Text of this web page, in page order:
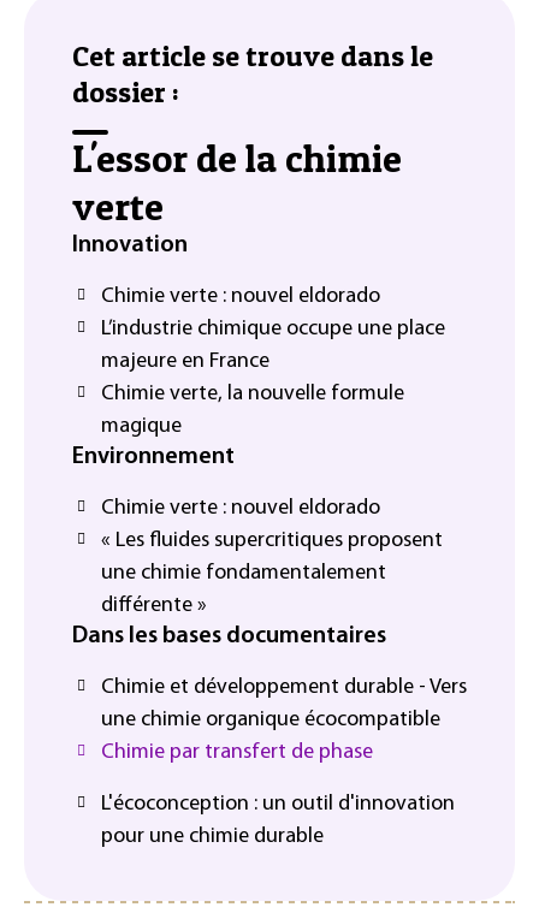
Cet article se trouve dans le
dossier :
L'essor de la chimie
verte
Innovation
Chimie verte : nouvel eldorado
L’industrie chimique occupe une place
majeure en France
Chimie verte, la nouvelle formule
magique
Environnement
Chimie verte : nouvel eldorado
« Les fluides supercritiques proposent
une chimie fondamentalement
différente »
Dans les bases documentaires
Chimie et développement durable - Vers
une chimie organique écocompatible
Chimie par transfert de phase
L'écoconception : un outil d'innovation
pour une chimie durable